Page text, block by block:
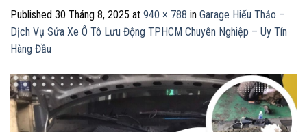
Published 30 Tháng 8, 2025 at 940 × 788 in Garage Hiếu Thảo –
Dịch Vụ Sửa Xe Ô Tô Lưu Động TPHCM Chuyên Nghiệp – Uy Tín
Hàng Đầu